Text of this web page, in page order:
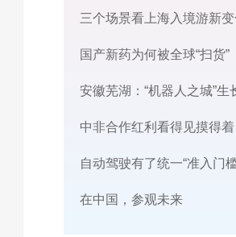
三个场景看上海入境游新
国产新药为何被全球“扫货”
安徽芜湖：“机器人之城”生
中非合作红利看得见摸得着
自动驾驶有了统一“准入门
在中国，参观未来